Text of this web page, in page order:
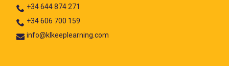
+34 644 874 271
+34 606 700 159
info@klkeeplearning.com